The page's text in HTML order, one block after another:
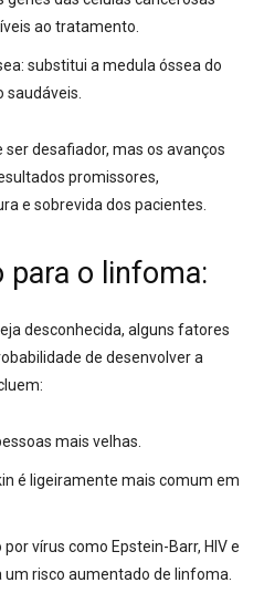
ao tratamento.
substitui a medula óssea do
saudáveis.
desafiador, mas os avanços
promissores,
e sobrevida dos pacientes.
para o linfoma:
desconhecida, alguns fatores
de desenvolver a
mais velhas.
é ligeiramente mais comum em
vírus como Epstein-Barr, HIV e
um risco aumentado de linfoma.